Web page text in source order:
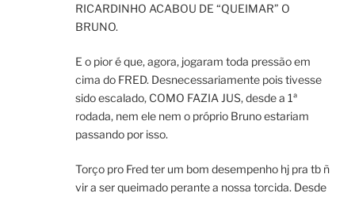
RICARDINHO ACABOU DE “QUEIMAR” O
BRUNO.
E o pior é que, agora, jogaram toda pressão em
cima do FRED. Desnecessariamente pois tivesse
sido escalado, COMO FAZIA JUS, desde a 1ª
rodada, nem ele nem o próprio Bruno estariam
passando por isso.
Torço pro Fred ter um bom desempenho hj pra tb ñ
vir a ser queimado perante a nossa torcida. Desde